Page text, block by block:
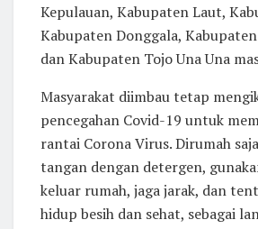
Kepulauan, Kabupaten Laut,
Kabupaten Donggala,
dan Kabupaten Tojo Una Una
Masyarakat diimbau tetap
pencegahan Covid-19 untuk
rantai Corona Virus. Dirumah
tangan dengan detergen,
keluar rumah, jaga jarak, dan
hidup besih dan sehat, sebagai